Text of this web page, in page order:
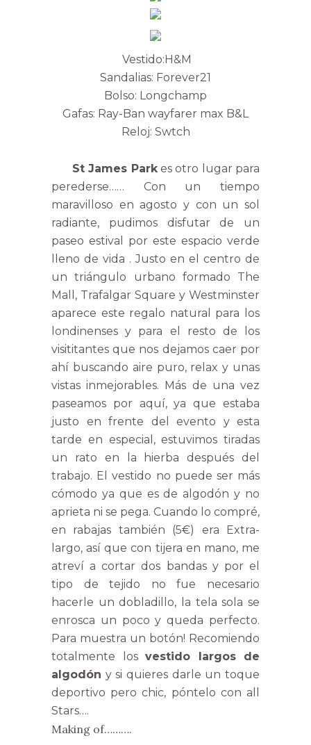
Vestido:H&M
Sandalias: Forever21
Bolso: Longchamp
Gafas: Ray-Ban wayfarer max B&L
Reloj: Swtch
St James Parkes otro lugar para
perederse…… Con un tiempo
maravilloso en agosto y con un sol
radiante, pudimos disfutar de un
paseo estival por este espacio verde
lleno de vida . Justo en el centro de
un triángulo urbano formado The
Mall, Trafalgar Square y Westminster
aparece este regalo natural para los
londinenses y para el resto de los
visititantes que nos dejamos caer por
ahí buscando aire puro, relax y unas
vistas inmejorables. Más de una vez
paseamos por aquí, ya que estaba
justo en frente del evento y esta
tarde en especial, estuvimos tiradas
un rato en la hierba después del
trabajo. El vestido no puede ser más
cómodo ya que es de algodón y no
aprieta ni se pega. Cuando lo compré,
en rabajas también (5€) era Extra-
largo, así que con tijera en mano, me
atreví a cortar dos bandas y por el
tipo de tejido no fue necesario
hacerle un dobladillo, la tela sola se
enrosca un poco y queda perfecto.
Para muestra un botón! Recomiendo
totalmente los vestido largos de
algodón y si quieres darle un toque
deportivo pero chic, póntelo con all
Stars….
Making of……….